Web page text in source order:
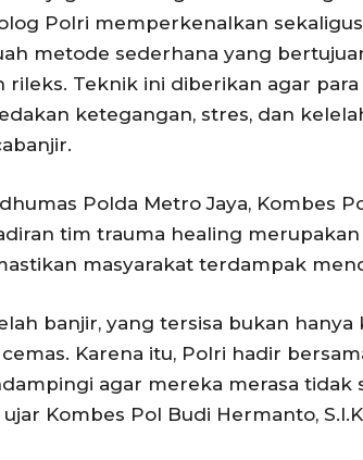
Polri memperkenalkan
metode sederhana yang
rileks. Teknik ini diberikan agar
ketegangan, stres, dan
Polda Metro Jaya, Kombes
tim trauma healing
masyarakat terdampak
banjir, yang tersisa bukan
cemas. Karena itu, Polri hadir
agar mereka merasa
ujar Kombes Pol Budi Hermanto,